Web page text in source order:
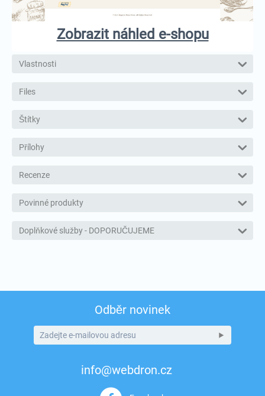
Zobrazit náhled e-shopu
Vlastnosti
Files
Štítky
Přílohy
Recenze
Povinné produkty
Doplňkové služby - DOPORUČUJEME
Odběr novinek
info@webdron.cz